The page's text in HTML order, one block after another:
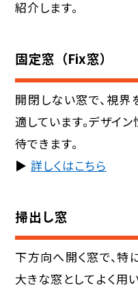
紹介します。
固定窓（Fix窓）
開閉しない窓で、視
適しています。デザイ
待できます。
▶︎詳しくはこちら
掃出し窓
下方向へ開く窓で、特
大きな窓としてよく用